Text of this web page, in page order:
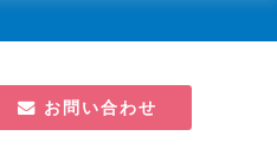
お問い合わせ